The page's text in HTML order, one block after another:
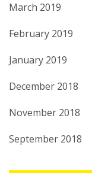
March 2019
February 2019
January 2019
December 2018
November 2018
September 2018